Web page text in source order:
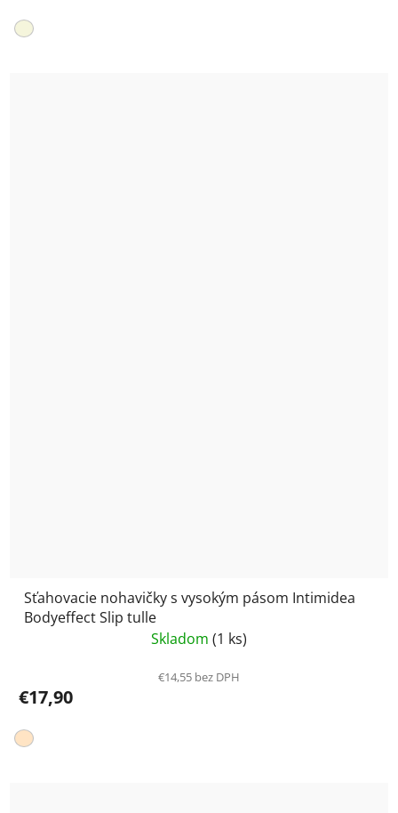
Sťahovacie nohavičky s vysokým pásom Intimidea
Bodyeffect Slip tulle
Skladom (1 ks)
€14,55 bez DPH
€17,90